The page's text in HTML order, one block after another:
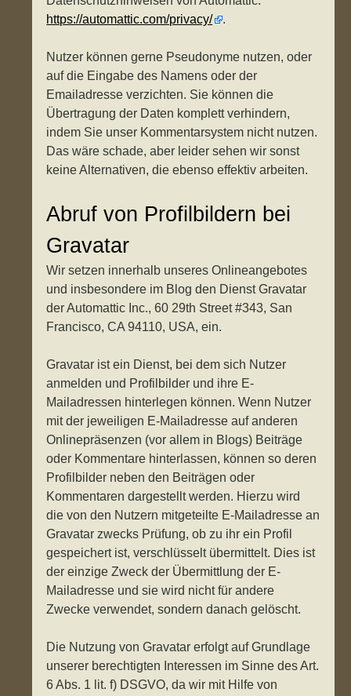
https://automattic.com/privacy/
.
Nutzer können gerne Pseudonyme nutzen, oder
auf die Eingabe des Namens oder der
Emailadresse verzichten. Sie können die
Übertragung der Daten komplett verhindern,
indem Sie unser Kommentarsystem nicht nutzen.
Das wäre schade, aber leider sehen wir sonst
keine Alternativen, die ebenso effektiv arbeiten.
Abruf von Profilbildern bei
Gravatar
Wir setzen innerhalb unseres Onlineangebotes
und insbesondere im Blog den Dienst Gravatar
der Automattic Inc., 60 29th Street #343, San
Francisco, CA 94110, USA, ein.
Gravatar ist ein Dienst, bei dem sich Nutzer
anmelden und Profilbilder und ihre E-
Mailadressen hinterlegen können. Wenn Nutzer
mit der jeweiligen E-Mailadresse auf anderen
Onlinepräsenzen (vor allem in Blogs) Beiträge
oder Kommentare hinterlassen, können so deren
Profilbilder neben den Beiträgen oder
Kommentaren dargestellt werden. Hierzu wird
die von den Nutzern mitgeteilte E-Mailadresse an
Gravatar zwecks Prüfung, ob zu ihr ein Profil
gespeichert ist, verschlüsselt übermittelt. Dies ist
der einzige Zweck der Übermittlung der E-
Mailadresse und sie wird nicht für andere
Zwecke verwendet, sondern danach gelöscht.
Die Nutzung von Gravatar erfolgt auf Grundlage
unserer berechtigten Interessen im Sinne des Art.
6 Abs. 1 lit. f) DSGVO, da wir mit Hilfe von